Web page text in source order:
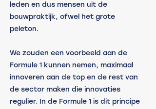
leden en dus mensen uit de
bouwpraktijk, ofwel het grote
peleton.
We zouden een voorbeeld aan de
Formule 1 kunnen nemen, maximaal
innoveren aan de top en de rest van
de sector maken die innovaties
regulier. In de Formule 1 is dit principe